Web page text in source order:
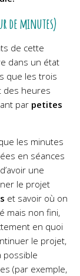
de minutes)
de cette
dans un état
que les trois
des heures
par petites
les minutes
en séances
une
le projet
et savoir où on
mais non fini,
en quoi
le projet,
possible
(par exemple,